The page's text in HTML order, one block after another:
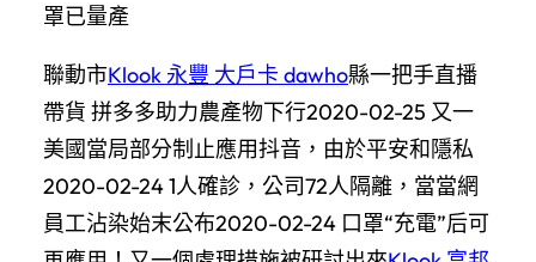
罩已量產
聯動市Klook 永豐 大戶卡 dawho縣一把手直播
帶貨 拼多多助力農產物下行2020-02-25 又一
美國當局部分制止應用抖音，由於平安和隱私
2020-02-24 1人確診，公司72人隔離，當當網
員工沾染始末公布2020-02-24 口罩“充電”后可